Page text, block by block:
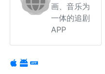
画、音乐为
一体的追剧
APP